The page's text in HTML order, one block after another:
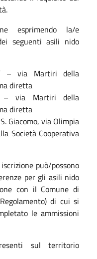
esprimendo la/e
seguenti asili nido
– via Martiri della
diretta
– via Martiri della
diretta
Giacomo, via Olimpia
Società Cooperativa
può/possono
per gli asili nido
con il Comune di
di cui si
le ammissioni
sul territorio